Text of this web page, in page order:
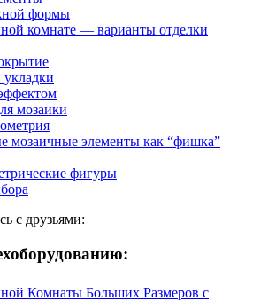
формы
комнате — варианты отделки
мозаики
мозаичные элементы как “фишка”
фигуры
с друзьями:
Комнаты Больших Размеров с